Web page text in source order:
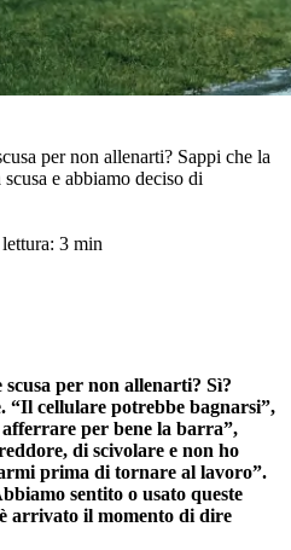
per non allenarti? Sappi che la
e abbiamo deciso di
3 min
per non allenarti? Sì?
“Il cellulare potrebbe bagnarsi”,
per bene la barra”,
di scivolare e non ho
prima di tornare al lavoro”.
sentito o usato queste
arrivato il momento di dire